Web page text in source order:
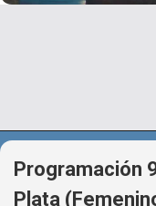
Programación
Plata